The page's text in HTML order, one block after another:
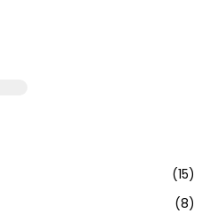
(15)
(8)